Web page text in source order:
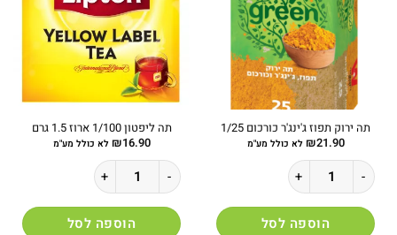
תה ירוק תפוז ג'ינג'ר כורכום 1/25
₪21.90 לא כולל מע"מ
כמות של תה ירוק תפוז ג'ינג'ר כורכום 1/25
הוספה לסל
תה ליפטון 1/100 ארוז 1.5 גרם
₪16.90 לא כולל מע"מ
כמות של תה ליפטון 1/100 ארוז 1.5 גרם
הוספה לסל